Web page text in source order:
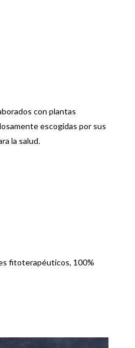
con plantas
escogidas por sus
la salud.
fitoterapéuticos, 100%